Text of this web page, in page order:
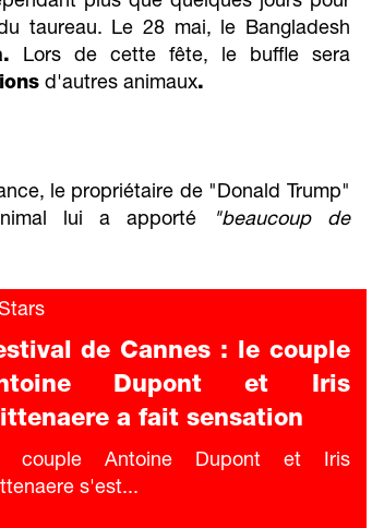
taureau. Le 28 mai, le Bangladesh
Lors de cette fête, le buffle sera
d'autres animaux.
le propriétaire de "Donald Trump"
lui a apporté
"beaucoup de
de Cannes : le couple
Dupont et Iris
a fait sensation
couple Antoine Dupont et Iris
s'est...